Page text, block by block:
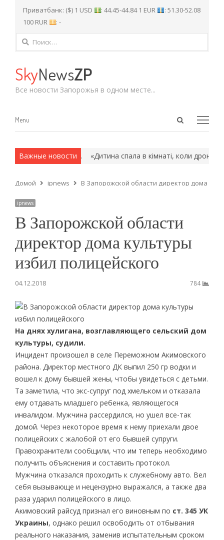
Приватбанк: ($) 1 USD : 44.45-44.84 1 EUR
: 51.30-52.08
100 RUR
: -
Найти:
SkyNewsZP
Все новости Запорожья в одном месте...
Open
Menu
Menu
Важные новости
и армейские методы. «Дитина спала в кімнаті, коли дрон
Домой ipnews В Запорожской области директор дома
ipnews
В Запорожской области
директор дома культуры
избил полицейского
04.12.2018 784
На днях хулигана, возглавляющего сельский дом
культуры, судили.
Инцидент произошел в селе Переможном Акимовского
района. Директор местного ДК выпил 250 гр водки и
вошел к дому бывшей жены, чтобы увидеться с детьми.
Та заметила, что экс-супруг под хмельком и отказала
ему отдавать младшего ребенка, являющегося
инвалидом. Мужчина рассердился, но ушел все-так
домой. Через некоторое время к нему приехали двое
полицейских с жалобой от его бывшей супруги.
Правохранители сообщили, что им теперь необходимо
получить объяснения и составить протокол.
Мужчина отказался проходить к служебному авто. Вел
себя вызывающе и нецензурно выражался, а также два
раза ударил полицейского в лицо.
Акимовский райсуд признал его виновным по ст. 345 УК
Украины, однако решил освободить от отбывания
реального наказания, заменив испытательным сроком